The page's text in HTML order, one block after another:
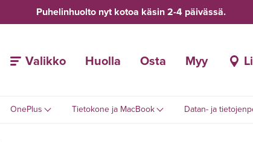
Puhelinhuolto nyt kotoa käsin 2-4 päivässä.
Valikko Huolla Osta Myy
OnePlus Tietokone ja MacBook Datan- ja